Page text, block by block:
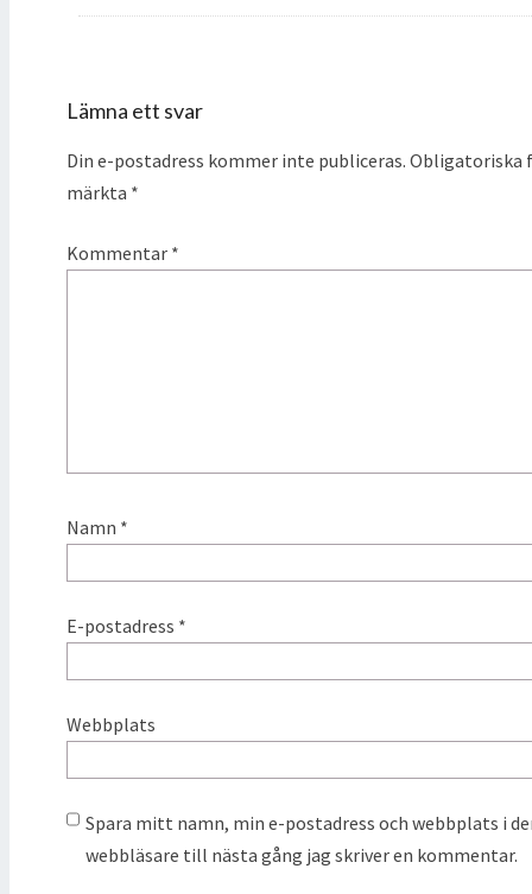
Lämna ett svar
Din e-postadress kommer inte publiceras. Obligatoriska
märkta *
Kommentar *
Namn *
E-postadress *
Webbplats
Spara mitt namn, min e-postadress och webbplats i
webbläsare till nästa gång jag skriver en kommentar.